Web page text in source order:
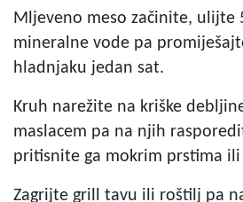
Mljeveno meso začinite, ulijte
mineralne vode pa
hladnjaku jedan sat.
Kruh narežite na kriške
maslacem pa na njih
pritisnite ga mokrim prstima
Zagrijte grill tavu ili roštilj pa